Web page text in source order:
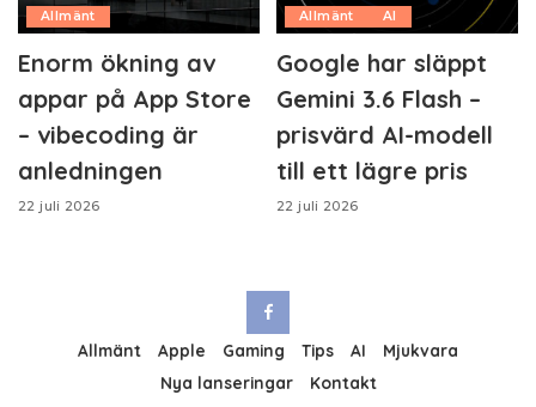
Allmänt
Enorm ökning av
appar på App Store
– vibecoding är
anledningen
22 juli 2026
Allmänt AI
Google har släppt
Gemini 3.6 Flash –
prisvärd AI-modell
till ett lägre pris
22 juli 2026
Allmänt Apple Gaming Tips AI
Mjukvara
Nya lanseringar
Kontakt